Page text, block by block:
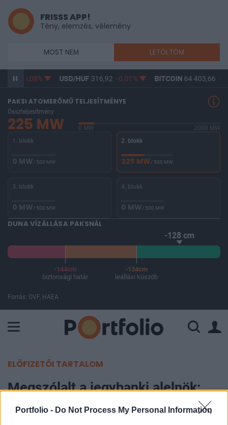
Portfolio - Do Not Process My Personal Information
FRISSS APP!
Tény, elemzés, vélemény
MOST NEM LETÖLTÖM
-0,08% USD/HUF316,92 -0,01% BITCOIN64 403,66 -
PAKSI ATOMERŐMŰ TELJESÍTMÉNYE
Összteljesítmény
225 MW 0 MW
2000 MW
1. blokk
0 MW/ 500 MW
2. blokk
225 MW/ 500 MW
3. blokk
0 MW/ 500 MW
4. blokk
0 MW/ 500 MW
DUNA VÍZÁLLÁSA PAKSNÁL
-128 cm
-144cm
biztonsági határ
-134cm
leállási küszöb
Forrás: OVF, HAEA
ELŐFIZETŐI TARTALOM
Megszólalt a jegybanki alelnök:
nem lesz további stimulus (2.)